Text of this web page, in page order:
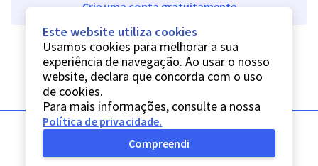
Crie uma conta gratuitamente
Este website utiliza cookies
Usamos cookies para melhorar a sua
experiência de navegação. Ao usar o nosso
website, declara que concorda com o uso
de cookies.
Para mais informações, consulte a nossa
Política de privacidade.
Compreendi